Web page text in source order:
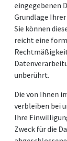
eingegebenen
Grundlage Ihrer
Sie können
reicht eine
unberührt.
Die von Ihnen
verbleiben bei
Ihre
Zweck für die